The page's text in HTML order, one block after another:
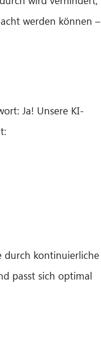
werden können –
Ja! Unsere KI-
durch kontinuierliche
passt sich optimal